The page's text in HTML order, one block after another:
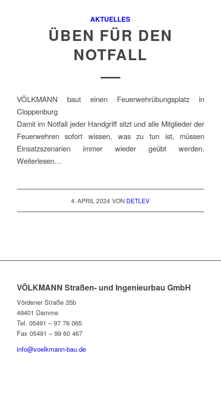
AKTUELLES
ÜBEN FÜR DEN
NOTFALL
VÖLKMANN baut einen Feuerwehrübungsplatz in
Cloppenburg
Damit im Notfall jeder Handgriff sitzt und alle Mitglieder der
Feuerwehren sofort wissen, was zu tun ist, müssen
Einsatzszenarien immer wieder geübt werden.
Weiterlesen…
4. APRIL 2024 VON DETLEV
VÖLKMANN Straßen- und Ingenieurbau GmbH
Vördener Straße 35b
49401 Damme
Tel. 05491 – 97 76 065
Fax 05491 – 99 60 467
info@voelkmann-bau.de